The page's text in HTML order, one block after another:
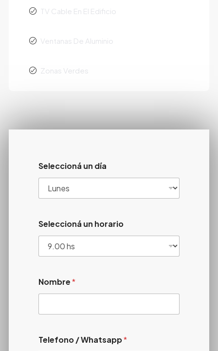
TV Cable En El Edificio
Ventanas De Aluminio
Zonas Verdes
Seleccioná un día
Seleccioná un horario
Nombre*
Telefono / Whatsapp*